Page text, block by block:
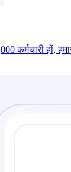
कर्मचारी हों,